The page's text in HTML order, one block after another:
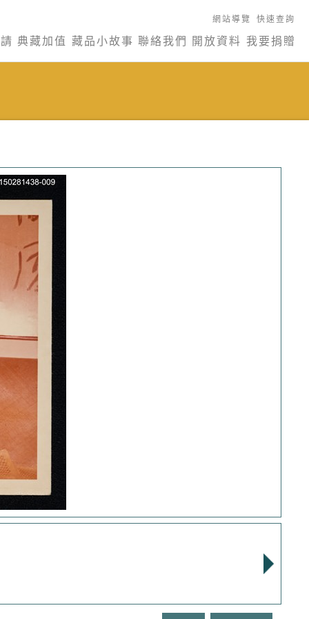
網站導覽 快速查詢
典藏加值 藏品小故事 聯絡我們 開放資料 我要捐贈